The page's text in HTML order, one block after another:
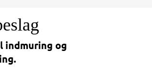
indmuring og